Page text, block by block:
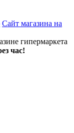
Сайт магазина на
гипермаркета
час!